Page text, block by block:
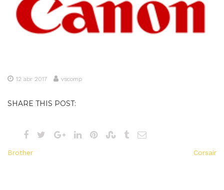
12 abr 2017 vscomp
SHARE THIS POST:
Navegação
Brother Corsair